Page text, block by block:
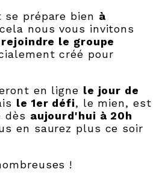
se prépare bien à
nous vous invitons
rejoindre le groupe
créé pour
en ligne le jour de
le 1er défi, le mien, est
dès aujourd'hui à 20h
en saurez plus ce soir
!